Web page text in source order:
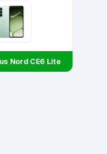
Nord CE6 Lite